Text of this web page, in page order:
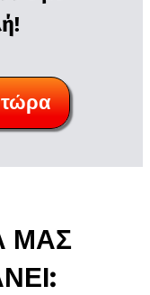
τώρα
ΜΑΣ